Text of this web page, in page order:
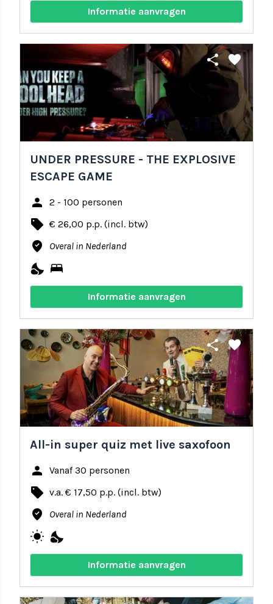
Informatie aanvragen
share favorite
UNDER PRESSURE - THE EXPLOSIVE
ESCAPE GAME
person 2 - 100 personen
local_offer € 26,00 p.p. (incl. btw)
where_to_vote Overal in Nederland
nights_stay bed
Informatie aanvragen
share favorite
All-in super quiz met live saxofoon
person Vanaf 30 personen
local_offer v.a. € 17,50 p.p. (incl. btw)
where_to_vote Overal in Nederland
wb_sunny nights_stay
Informatie aanvragen